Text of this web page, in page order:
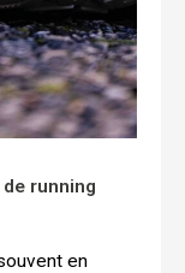
running
en